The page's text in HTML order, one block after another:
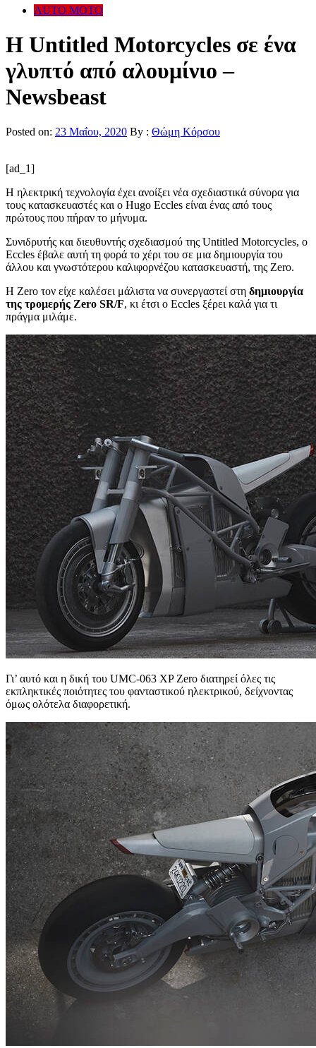
AUTO MOTO
Η Untitled Motorcycles σε ένα
γλυπτό από αλουμίνιο –
Newsbeast
Posted on: 23 Μαΐου, 2020 By : Θώμη Κόρσου
[ad_1]
Η ηλεκτρική τεχνολογία έχει ανοίξει νέα σχεδιαστικά σύνορα για
τους κατασκευαστές και ο Hugo Eccles είναι ένας από τους
πρώτους που πήραν το μήνυμα.
Συνιδρυτής και διευθυντής σχεδιασμού της Untitled Motorcycles, ο
Eccles έβαλε αυτή τη φορά το χέρι του σε μια δημιουργία του
άλλου και γνωστότερου καλιφορνέζου κατασκευαστή, της Zero.
Η Zero τον είχε καλέσει μάλιστα να συνεργαστεί στη δημιουργία
της τρομερής Zero SR/F, κι έτσι ο Eccles ξέρει καλά για τι
πράγμα μιλάμε.
Γι’ αυτό και η δική του UMC-063 XP Zero διατηρεί όλες τις
εκπληκτικές ποιότητες του φανταστικού ηλεκτρικού, δείχνοντας
όμως ολότελα διαφορετική.